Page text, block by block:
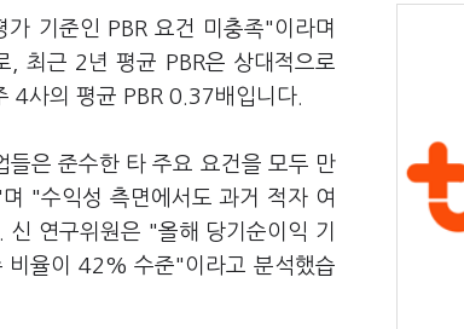
기준인 PBR 요건 미충족"이라며
, 최근 2년 평균 PBR은 상대적으로
4사의 평균 PBR 0.37배입니다.
은 준수한 타 주요 요건을 모두 만
"수익성 측면에서도 과거 적자 여
연구위원은 "올해 당기순이익 기
비율이 42% 수준"이라고 분석했습